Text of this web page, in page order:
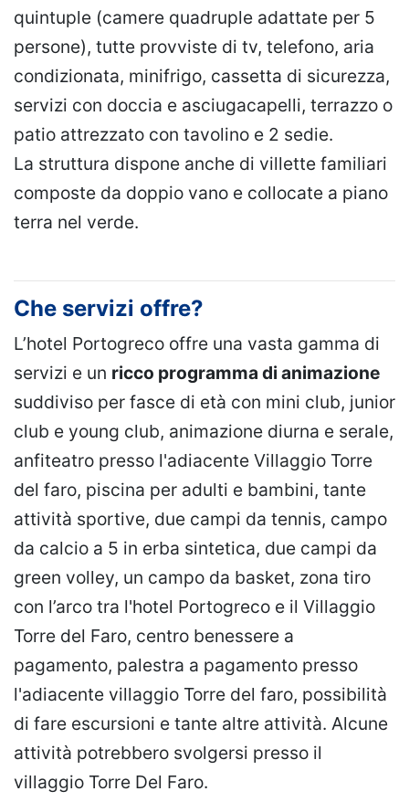
quintuple (camere quadruple adattate per 5
persone), tutte provviste di tv, telefono, aria
condizionata, minifrigo, cassetta di sicurezza,
servizi con doccia e asciugacapelli, terrazzo o
patio attrezzato con tavolino e 2 sedie.
La struttura dispone anche di villette familiari
composte da doppio vano e collocate a piano
terra nel verde.
Che servizi offre?
L’hotel Portogreco offre una vasta gamma di
servizi e un ricco programma di animazione
suddiviso per fasce di età con mini club, junior
club e young club, animazione diurna e serale,
anfiteatro presso l'adiacente Villaggio Torre
del faro, piscina per adulti e bambini, tante
attività sportive, due campi da tennis, campo
da calcio a 5 in erba sintetica, due campi da
green volley, un campo da basket, zona tiro
con l’arco tra l'hotel Portogreco e il Villaggio
Torre del Faro, centro benessere a
pagamento, palestra a pagamento presso
l'adiacente villaggio Torre del faro, possibilità
di fare escursioni e tante altre attività. Alcune
attività potrebbero svolgersi presso il
villaggio Torre Del Faro.